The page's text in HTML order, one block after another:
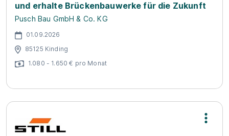
und erhalte Brückenbauwerke für die Zukunft
Pusch Bau GmbH & Co. KG
01.09.2026
85125 Kinding
1.080 - 1.650 € pro Monat